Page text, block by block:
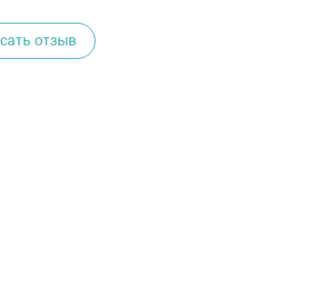
отзыв